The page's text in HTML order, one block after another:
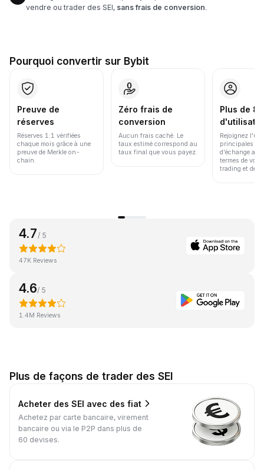
vendre ou trader des SEI, sans frais de conversion.
Pourquoi convertir sur Bybit
Preuve de
réserves
Réserves 1:1 vérifiées
chaque mois grâce à une
preuve de Merkle on-
chain.
Zéro frais de
conversion
Aucun frais caché. Le
taux estimé correspond au
taux final que vous payez.
Plus de
Rejoignez
principales
d'échange au
termes de
trading et de
4.7 / 5
47K Reviews
4.6/ 5
1.4M Reviews
Plus de façons de trader des SEI
Acheter des SEI avec des fiat
Achetez par carte bancaire, virement
bancaire ou via le P2P dans plus de
60 devises.